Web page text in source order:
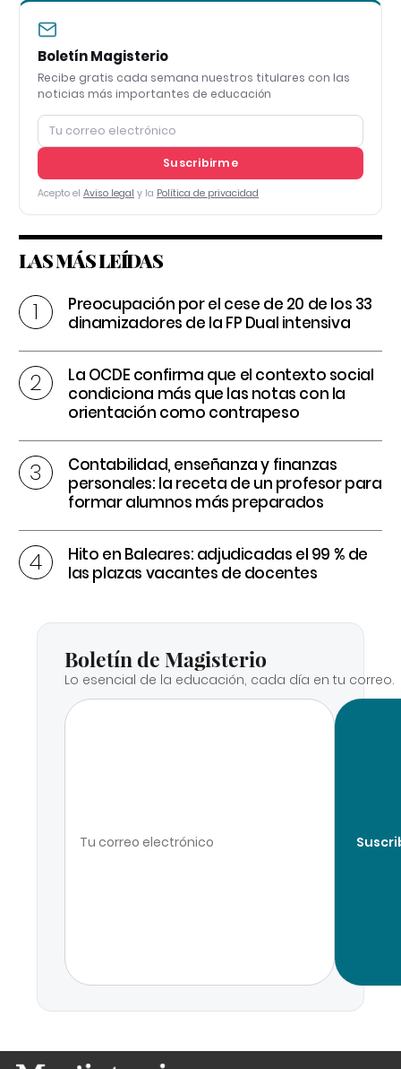
Boletín Magisterio
Recibe gratis cada semana nuestros titulares con las
noticias más importantes de educación
Suscribirme
Acepto el Aviso legal y la Política de privacidad
LAS MÁS LEÍDAS
Preocupación por el cese de 20 de los 33
dinamizadores de la FP Dual intensiva
La OCDE confirma que el contexto social
condiciona más que las notas con la
orientación como contrapeso
Contabilidad, enseñanza y finanzas
personales: la receta de un profesor para
formar alumnos más preparados
Hito en Baleares: adjudicadas el 99 % de
las plazas vacantes de docentes
Boletín de Magisterio
Lo esencial de la educación, cada día en tu correo.